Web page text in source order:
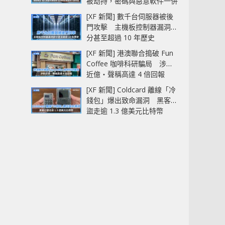
中招
[XF 新聞] 數千台伺服器被後
門攻擊 主機板控制器漏洞部
分甚至超過 10 年歷史
[XF 新聞] 港澳聯合搗破 Fun
Coffee 咖啡科研騙局 涉款
近億‧聲稱高達 4 倍回報
[XF 新聞] Coldcard 離線「冷
錢包」爆出致命漏洞 黑客已
盜走逾 1.3 億美元比特幣